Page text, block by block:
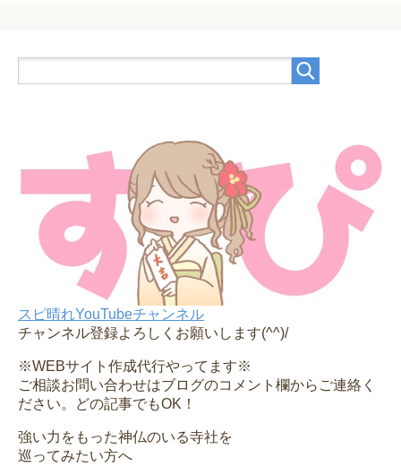
スピ晴れYouTubeチャンネル
チャンネル登録よろしくお願いします(^^)/
※WEBサイト作成代行やってます※
ご相談お問い合わせはブログのコメント欄からご連絡く
ださい。どの記事でもOK！
強い力をもった神仏のいる寺社を
巡ってみたい方へ